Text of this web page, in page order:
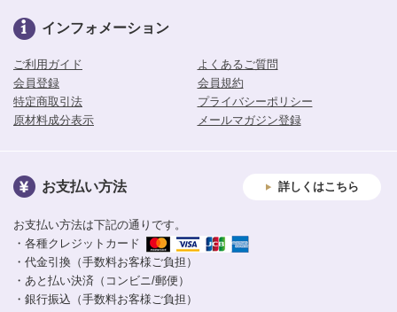
インフォメーション
ご利用ガイド
よくあるご質問
会員登録
会員規約
特定商取引法
プライバシーポリシー
原材料成分表示
メールマガジン登録
お支払い方法 詳しくはこちら
お支払い方法は下記の通りです。
・各種クレジットカード
・代金引換（手数料お客様ご負担）
・あと払い決済（コンビニ/郵便）
・銀行振込（手数料お客様ご負担）